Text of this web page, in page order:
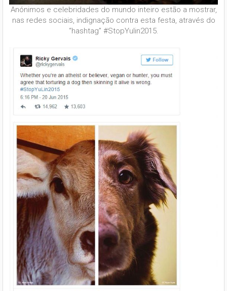
Anónimos e celebridades do mundo inteiro estão a mostrar,
nas redes sociais, indignação contra esta festa, através do
“hashtag” #StopYulin2015.